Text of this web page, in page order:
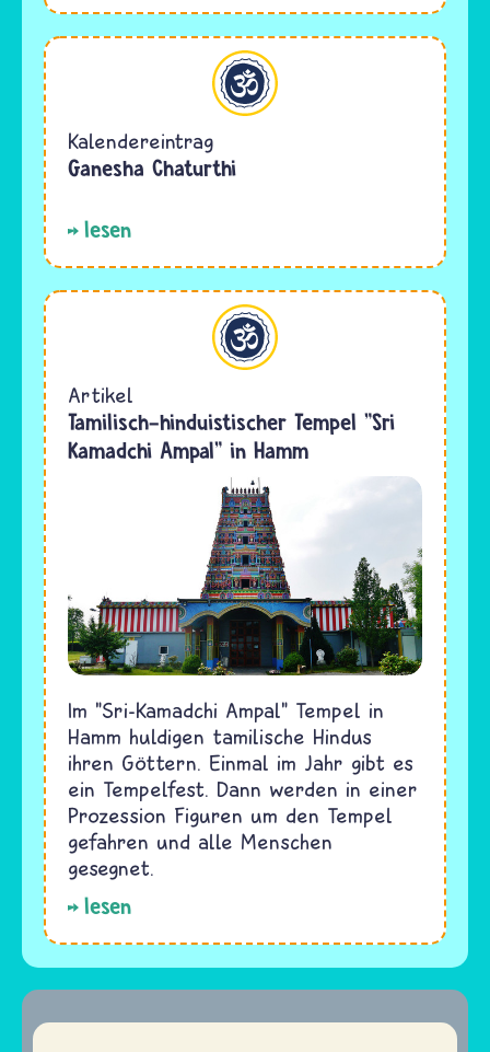
Hinduismus
Kalendereintrag
Ganesha Chaturthi
lesen
Hinduismus
Artikel
Tamilisch-hinduistischer Tempel "Sri
Kamadchi Ampal" in Hamm
Im "Sri-Kamadchi Ampal" Tempel in
Hamm huldigen tamilische Hindus
ihren Göttern. Einmal im Jahr gibt es
ein Tempelfest. Dann werden in einer
Prozession Figuren um den Tempel
gefahren und alle Menschen
gesegnet.
lesen